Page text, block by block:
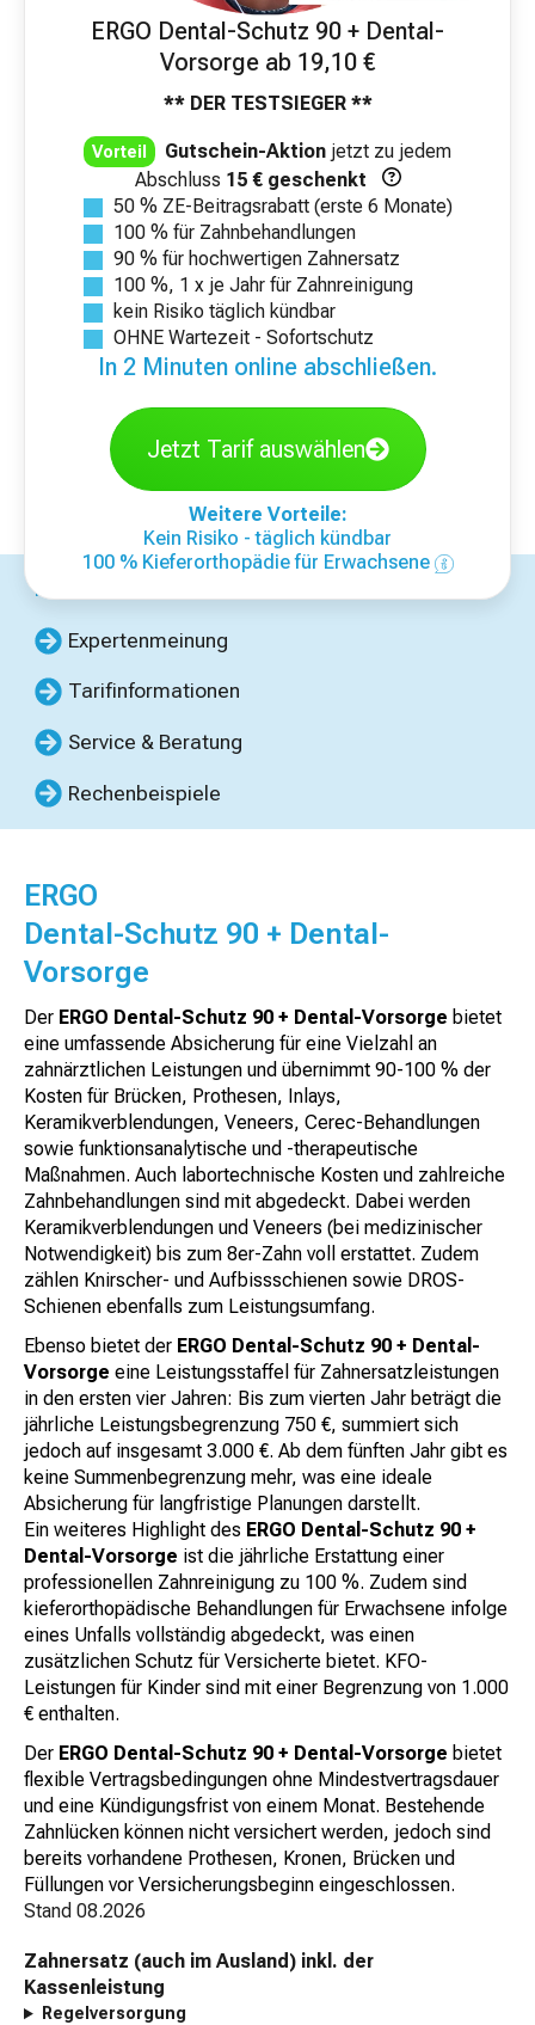
ERGO Dental-Schutz 90 + Dental-
Vorsorge ab 19,10 €
** DER TESTSIEGER **
Vorteil Gutschein-Aktion jetzt zu jedem
Abschluss 15 € geschenkt
50 % ZE-Beitragsrabatt (erste 6 Monate)
100 % für Zahnbehandlungen
90 % für hochwertigen Zahnersatz
100 %, 1 x je Jahr für Zahnreinigung
kein Risiko täglich kündbar
OHNE Wartezeit - Sofortschutz
In 2 Minuten online abschließen.
Jetzt Tarif auswählen
Weitere Vorteile:
Kein Risiko - täglich kündbar
100 % Kieferorthopädie für Erwachsene
Inhalte dieser Seite
Expertenmeinung
Tarifinformationen
Service & Beratung
Rechenbeispiele
ERGO
Dental-Schutz 90 + Dental-
Vorsorge
Der ERGO Dental-Schutz 90 + Dental-Vorsorge bietet
eine umfassende Absicherung für eine Vielzahl an
zahnärztlichen Leistungen und übernimmt 90-100 % der
Kosten für Brücken, Prothesen, Inlays,
Keramikverblendungen, Veneers, Cerec-Behandlungen
sowie funktionsanalytische und -therapeutische
Maßnahmen. Auch labortechnische Kosten und zahlreiche
Zahnbehandlungen sind mit abgedeckt. Dabei werden
Keramikverblendungen und Veneers (bei medizinischer
Notwendigkeit) bis zum 8er-Zahn voll erstattet. Zudem
zählen Knirscher- und Aufbissschienen sowie DROS-
Schienen ebenfalls zum Leistungsumfang.
Ebenso bietet der ERGO Dental-Schutz 90 + Dental-
Vorsorge eine Leistungsstaffel für Zahnersatzleistungen
in den ersten vier Jahren: Bis zum vierten Jahr beträgt die
jährliche Leistungsbegrenzung 750 €, summiert sich
jedoch auf insgesamt 3.000 €. Ab dem fünften Jahr gibt es
keine Summenbegrenzung mehr, was eine ideale
Absicherung für langfristige Planungen darstellt.
Ein weiteres Highlight des ERGO Dental-Schutz 90 +
Dental-Vorsorge ist die jährliche Erstattung einer
professionellen Zahnreinigung zu 100 %. Zudem sind
kieferorthopädische Behandlungen für Erwachsene infolge
eines Unfalls vollständig abgedeckt, was einen
zusätzlichen Schutz für Versicherte bietet. KFO-
Leistungen für Kinder sind mit einer Begrenzung von 1.000
€ enthalten.
Der ERGO Dental-Schutz 90 + Dental-Vorsorge bietet
flexible Vertragsbedingungen ohne Mindestvertragsdauer
und eine Kündigungsfrist von einem Monat. Bestehende
Zahnlücken können nicht versichert werden, jedoch sind
bereits vorhandene Prothesen, Kronen, Brücken und
Füllungen vor Versicherungsbeginn eingeschlossen.
Stand 08.2026
Zahnersatz (auch im Ausland) inkl. der
Kassenleistung
Regelversorgung